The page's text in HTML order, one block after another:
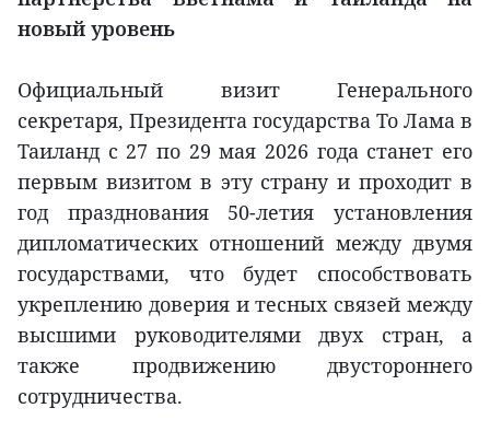
новый уровень
Официальный визит Генерального
секретаря, Президента государства То Лама в
Таиланд с 27 по 29 мая 2026 года станет его
первым визитом в эту страну и проходит в
год празднования 50-летия установления
дипломатических отношений между двумя
государствами, что будет способствовать
укреплению доверия и тесных связей между
высшими руководителями двух стран, а
также продвижению двустороннего
сотрудничества.